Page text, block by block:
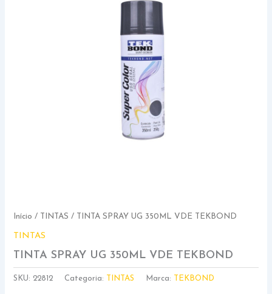
Início / TINTAS / TINTA SPRAY UG 350ML VDE TEKBOND
TINTAS
TINTA SPRAY UG 350ML VDE TEKBOND
SKU: 22812 Categoria: TINTAS Marca: TEKBOND